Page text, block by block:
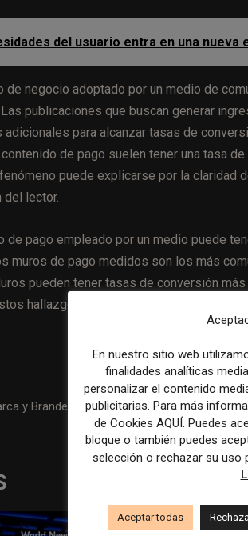
del usuario entra en una nueva
de negocio adoptado por un medio de
publicaciones que buscan generar
para alcanzar tasas de
de pago suelen tener una tasa
puede explicarse por la claridad
lector.
de pago empleado por un medio puede
muros de pago medidos son los más
pueden tener tasas de conversión
hallazgos y entender mejor las ventajas
y Branded
10 things to
En nuestro sitio web
finalidades analíticas
personalizar el contenido
publicitarias. Para más
de Cookies AQUÍ. Puedes
bloque o también puedes
selección o rechazar su uso
Aceptar todas